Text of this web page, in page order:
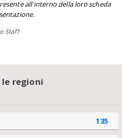
all'interno della loro scheda
Staff
regioni
135